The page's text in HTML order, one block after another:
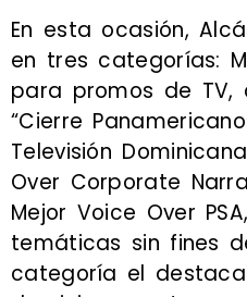
En esta ocasión,
en tres categorías:
para promos de TV,
“Cierre
Televisión
Over Corporate
Mejor Voice Over
temáticas sin fines
categoría el